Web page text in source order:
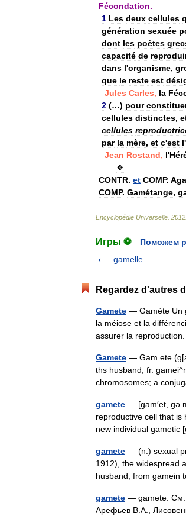
Fécondation.
1 Les deux cellules
génération sexuée
dont les poètes
capacité de
dans l'organisme,
que le reste est
Jules Carles, la
2 (…) pour
cellules distinctes,
cellules
par la mère, et c'est l'
Jean Rostand, l'
❖
CONTR. et COMP.
COMP. Gamétange,
Encyclopédie Universelle 2012
Игры ⚽
Поможем
gamelle
Regardez d'autres
Gamete — Gamète Un
la méiose et la
assurer la
Gamete — Gam ete
ths husband, fr.
chromosomes; a
gamete — [gam′ēt, gə
reproductive cell that is
new individual
gamete — (n.) sexual
1912), the widespread
husband, from
gamete — gamete. См.
Арефьев В.А.,